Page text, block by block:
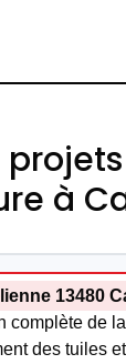
à
13480
complète de
des tuiles